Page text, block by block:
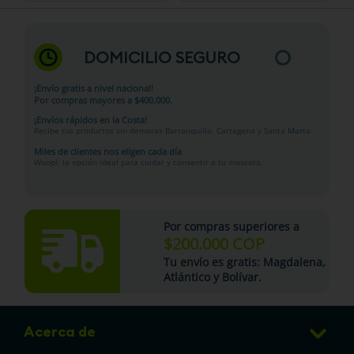
DOMICILIO SEGURO
¡Envío gratis a nivel nacional!
Por compras mayores a $400.000.
¡Envíos rápidos en la Costa!
Recibe tus productos sin demoras Barranquilla, Cartagena y Santa Marta.
Miles de clientes nos eligen cada día
Woopi: la opción ideal para cuidar y consentir a tu mascota.
Por compras superiores a
$200.000 COP
Tu envío es gratis: Magdalena,
Atlántico y Bolívar.
Acerca de